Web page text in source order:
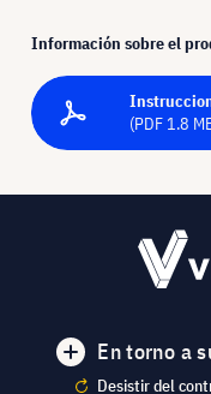
Información sobre el
(PDF 1.8
En torno a
Desistir del